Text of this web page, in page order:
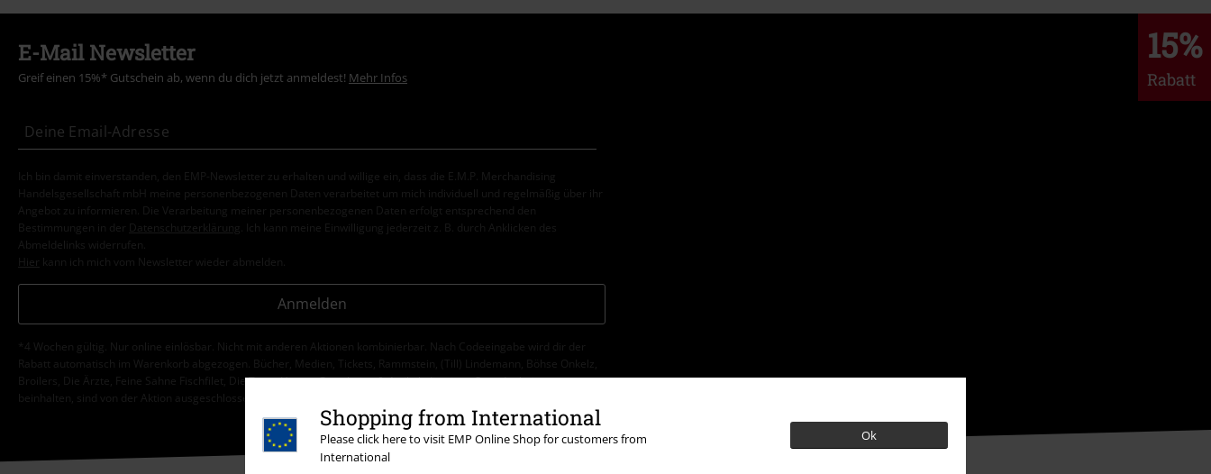
Shopping from International
Please click here to visit EMP Online Shop for customers from
International
Ok
15%
Rabatt
E-Mail Newsletter
Greif einen 15%* Gutschein ab, wenn du dich jetzt anmeldest! Mehr Infos
Ich bin damit einverstanden, den EMP-Newsletter zu erhalten und willige ein, dass die E.M.P. Merchandising
Handelsgesellschaft mbH meine personenbezogenen Daten verarbeitet um mich individuell und regelmäßig über ihr
Angebot zu informieren. Die Verarbeitung meiner personenbezogenen Daten erfolgt entsprechend den
Bestimmungen in der
Datenschutzerklärung
. Ich kann meine Einwilligung jederzeit z. B. durch Anklicken des
Abmeldelinks widerrufen.
Hier kann ich mich vom Newsletter wieder abmelden.
Anmelden
*4 Wochen gültig. Nur online einlösbar. Nicht mit anderen Aktionen kombinierbar. Nach Codeeingabe wird dir der
Rabatt automatisch im Warenkorb abgezogen. Bücher, Medien, Tickets, Rammstein, (Till) Lindemann, Böhse Onkelz,
Broilers, Die Ärzte, Feine Sahne Fischfilet, Die Toten Hosen, Gutscheine & Artikel, die einen Spendenbeitrag
beinhalten, sind von der Aktion ausgeschlossen.